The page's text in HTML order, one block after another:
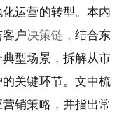
运营的转型。本内
户决策链 ，结合东
型场景，拆解从市
关键环节。文中梳
销策略，并指出常